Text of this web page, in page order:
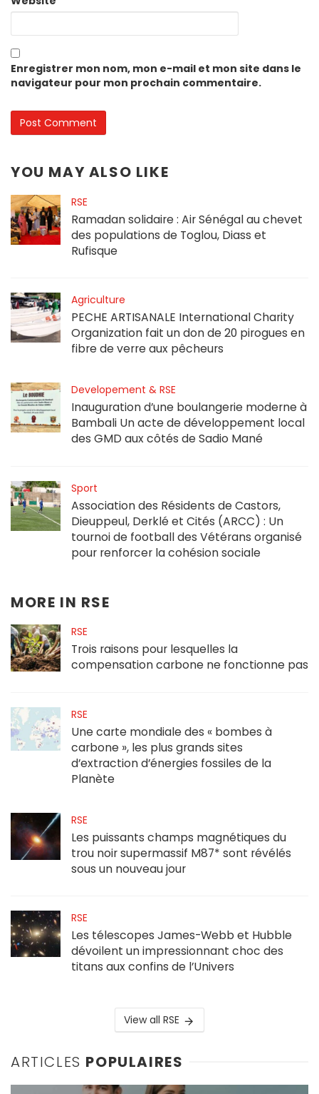
Enregistrer mon nom, mon e-mail et mon site dans le
navigateur pour mon prochain commentaire.
YOU MAY ALSO LIKE
RSE
Ramadan solidaire : Air Sénégal au chevet
des populations de Toglou, Diass et
Rufisque
Agriculture
PECHE ARTISANALE International Charity
Organization fait un don de 20 pirogues en
fibre de verre aux pêcheurs
Developement & RSE
Inauguration d’une boulangerie moderne à
Bambali Un acte de développement local
des GMD aux côtés de Sadio Mané
Sport
Association des Résidents de Castors,
Dieuppeul, Derklé et Cités (ARCC) : Un
tournoi de football des Vétérans organisé
pour renforcer la cohésion sociale
MORE IN RSE
RSE
Trois raisons pour lesquelles la
compensation carbone ne fonctionne pas
RSE
Une carte mondiale des « bombes à
carbone », les plus grands sites
d’extraction d’énergies fossiles de la
Planète
RSE
Les puissants champs magnétiques du
trou noir supermassif M87* sont révélés
sous un nouveau jour
RSE
Les télescopes James-Webb et Hubble
dévoilent un impressionnant choc des
titans aux confins de l’Univers
View all RSE
ARTICLES POPULAIRES